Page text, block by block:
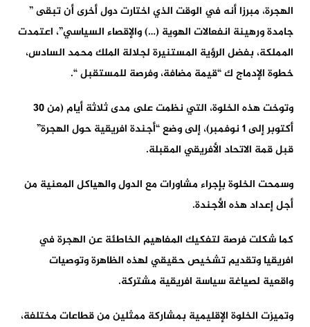
الهجرة، مبرزا أنه في الوقت الذي اختارت دول أخرى أن تبقى ”
جامدة ورهينة انفعالات الهوية (…) والإقصاء السياسي”، اعتمدت
المملكة، بفضل الرؤية المستنيرة لجلالة الملك محمد السادس،
خطوة الإدماج ك “قيمة مضافة، وفرصة للمستقبل “.
وتوخت هذه الخلوة، التي نظمت على مدى ثلاثة أيام (من 30
أكتوبر إلى 1 نوفمبر)، إلى وضع “أجندة افريقية حول الهجرة”
قبل قمة الاتحاد الأفريقي المقبلة.
وسمحت الخلوة بإجراء مشاورات مع الدول والهياكل المعنية من
أجل إعداد هذه الأجندة.
كما شكلت فرصة لتفكيك المفاهيم الخاطئة عن الهجرة في
افريقيا وتقديم تشخيص حقيقي لهذه الظاهرة وتوصيات
واقعية لصياغة سياسة افريقية مشتركة.
وتميزت الخلوة الإقليمية بمشاركة ممثلين من قطاعات مختلفة،